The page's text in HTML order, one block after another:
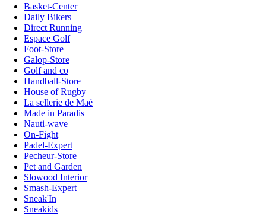
Basket-Center
Daily Bikers
Direct Running
Espace Golf
Foot-Store
Galop-Store
Golf and co
Handball-Store
House of Rugby
La sellerie de Maé
Made in Paradis
Nauti-wave
On-Fight
Padel-Expert
Pecheur-Store
Pet and Garden
Slowood Interior
Smash-Expert
Sneak'In
Sneakids